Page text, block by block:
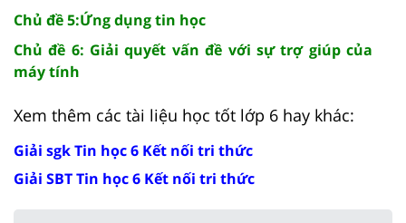
Chủ đề 5:Ứng dụng tin học
Chủ đề 6: Giải quyết vấn đề với sự trợ giúp của
máy tính
Xem thêm các tài liệu học tốt lớp 6 hay khác:
Giải sgk Tin học 6 Kết nối tri thức
Giải SBT Tin học 6 Kết nối tri thức